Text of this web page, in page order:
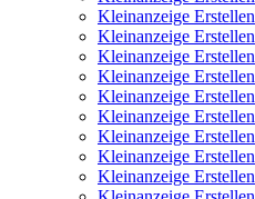
Kleinanzeige Erstellen
Kleinanzeige Erstellen
Kleinanzeige Erstellen
Kleinanzeige Erstellen
Kleinanzeige Erstellen
Kleinanzeige Erstellen
Kleinanzeige Erstellen
Kleinanzeige Erstellen
Kleinanzeige Erstellen